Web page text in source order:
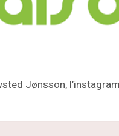
Jønsson,